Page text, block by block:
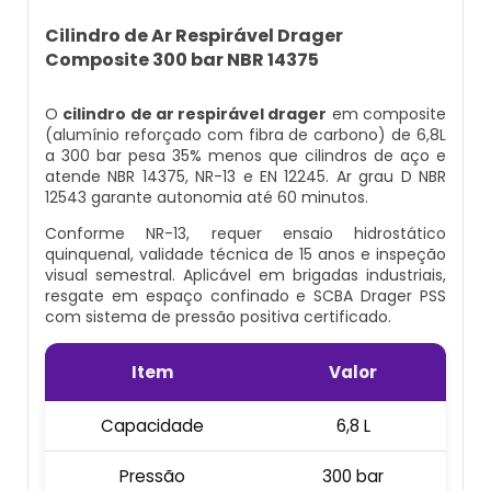
Equipamento Autônomo
Respiratória
Máscara Autônoma Com Cilindro De
Oxigenio
Equipamento De Respiração Autônoma
Preço
Cilindro De Oxigênio Com Máscara
Respirador Autônomo Msa
Máscara Respiratória Com Ar Mandado
Aluguel Cilindro De Oxigênio Hospitalar
Ar Respirável Cilindro
Cilindro Ar Respirável
Cilindro De Ar Comprimido Hospitalar
Cilindro De Ar Comprimido Mergulho
Cilindro De Ar Respirável A Venda
Cilindro De Ar Respirável Comprar
Respirador Ar Mandado
Respirador De Ar Mandado
Ar Mandado A Venda
Ar Mandado Onde Encontrar
Ar Mandado Preço
Ar Mandado Valor
Cilindro Ar Mandado
Comprar Ar Mandado
Cilindro de Ar Respirável Drager
Composite 300 bar NBR 14375
O cilindro de ar respirável drager em composite
(alumínio reforçado com fibra de carbono) de 6,8L
a 300 bar pesa 35% menos que cilindros de aço e
atende NBR 14375, NR-13 e EN 12245. Ar grau D NBR
12543 garante autonomia até 60 minutos.
Conforme NR-13, requer ensaio hidrostático
quinquenal, validade técnica de 15 anos e inspeção
visual semestral. Aplicável em brigadas industriais,
resgate em espaço confinado e SCBA Drager PSS
com sistema de pressão positiva certificado.
Item Valor
Capacidade 6,8 L
Pressão 300 bar